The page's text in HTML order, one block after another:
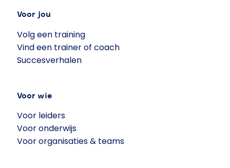
Voor jou
Volg een training
Vind een trainer of coach
Succesverhalen
Voor wie
Voor leiders
Voor onderwijs
Voor organisaties & teams